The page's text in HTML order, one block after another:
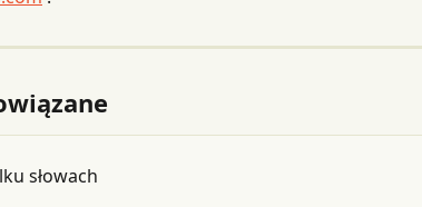
słowach